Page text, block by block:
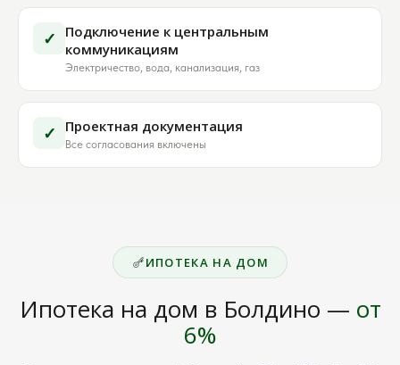
✓
Подключение к центральным
коммуникациям
Электричество, вода, канализация, газ
✓ Проектная документация
Все согласования включены
ИПОТЕКА НА ДОМ
Ипотека на дом в Болдино — от
6%